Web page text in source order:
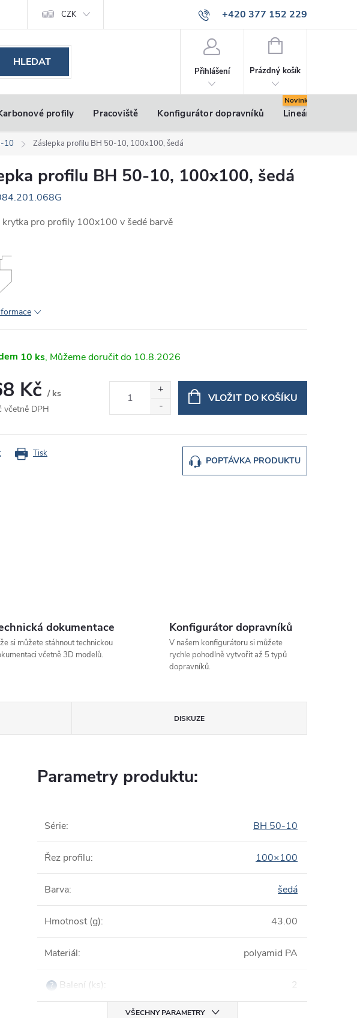
+420 377 152 229
info@vsk-profily.cz
CZK
HLEDAT
Přihlášení
NÁKUPNÍ
Prázdný košík
profily Pracoviště Konfigurátor dopravníků Lineární pohony
10 Záslepka profilu BH 50-10, 100x100, šedá
profilu BH 50-10, 100x100, šedá
krytka pro profily 100x100 v šedé barvě
10 ks 10.8.2026
Kč / ks
včetně DPH
VLOŽIT DO KOŠÍKU
Tisk
POPTÁVKA PRODUKTU
dokumentace
si můžete stáhnout technickou
včetně 3D modelů.
Konfigurátor dopravníků
V našem konfigurátoru si můžete
rychle pohodlně vytvořit až 5 typů
dopravníků.
DISKUZE
Parametry produktu:
Série: BH 50-10
Řez profilu: 100×100
Barva: šedá
Hmotnost (g): 43.00
Materiál: polyamid PA
? Balení (ks): 2
VŠECHNY PARAMETRY